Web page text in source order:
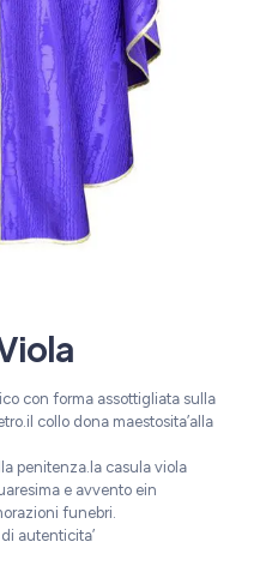
con forma assottigliata sulla
collo dona maestosita’alla
penitenza.la casula viola
e avvento ein
funebri.
autenticita’